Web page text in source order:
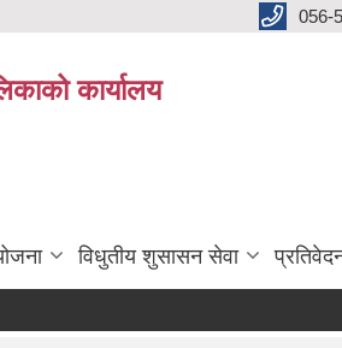
056-
कार्यालय
विधुतीय शुसासन सेवा